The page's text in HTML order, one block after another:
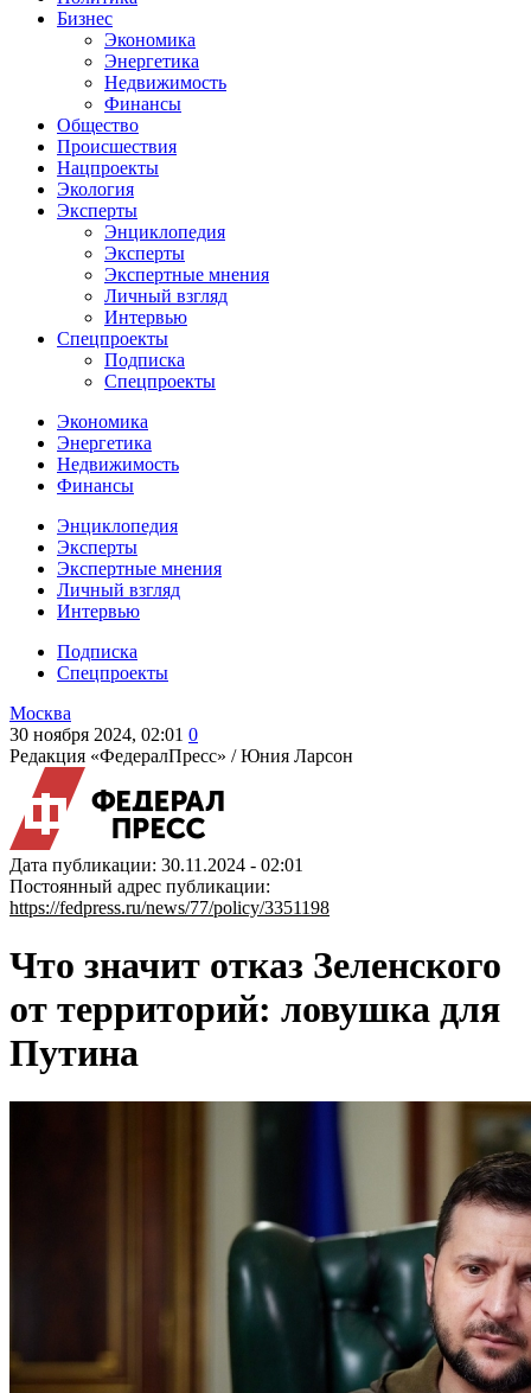
Бизнес
Экономика
Энергетика
Недвижимость
Финансы
Общество
Происшествия
Нацпроекты
Экология
Эксперты
Энциклопедия
Эксперты
Экспертные мнения
Личный взгляд
Интервью
Спецпроекты
Подписка
Спецпроекты
Экономика
Энергетика
Недвижимость
Финансы
Энциклопедия
Эксперты
Экспертные мнения
Личный взгляд
Интервью
Подписка
Спецпроекты
Москва
30 ноября 2024, 02:01 0
Редакция «ФедералПресс» /Юния Ларсон
Дата публикации: 30.11.2024 - 02:01
Постоянный адрес публикации:
https://fedpress.ru/news/77/policy/3351198
Что значит отказ Зеленского
от территорий: ловушка для
Путина